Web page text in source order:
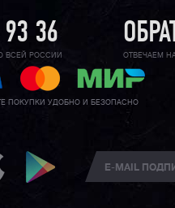
93 36
ВСЕЙ РОССИИ ОТВЕЧАЕМ
ПОКУПКИ УДОБНО И БЕЗОПАСНО